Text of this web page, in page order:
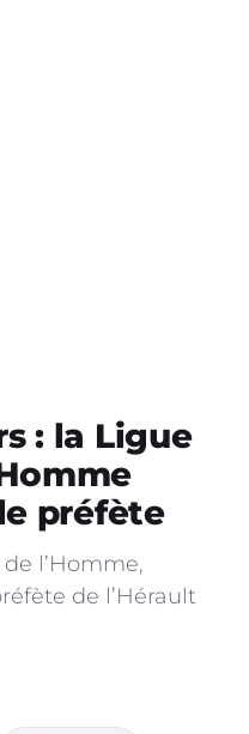
: la Ligue
préfète
l’Homme,
de l’Hérault